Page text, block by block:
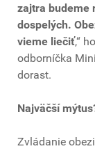
zajtra budeme
dospelých.
vieme liečiť,“
odborníčka
dorast.
Najväčší
Zvládanie